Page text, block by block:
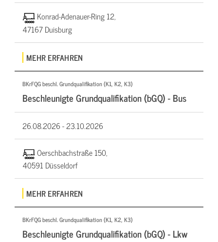
Konrad-Adenauer-Ring 12,
47167 Duisburg
MEHR ERFAHREN
BKrFQG beschl. Grundqualifikation (K1, K2, K3)
Beschleunigte Grundqualifikation (bGQ) - Bus
26.08.2026 -23.10.2026
Oerschbachstraße 150,
40591 Düsseldorf
MEHR ERFAHREN
BKrFQG beschl. Grundqualifikation (K1, K2, K3)
Beschleunigte Grundqualifikation (bGQ) - Lkw